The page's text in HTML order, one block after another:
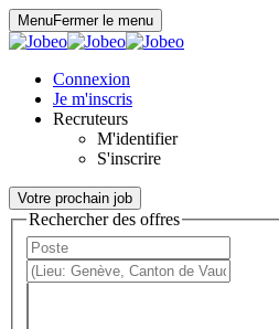
MenuFermer le menu
Connexion
Je m'inscris
Recruteurs
M'identifier
S'inscrire
Votre prochain job
Rechercher des offres
Panneau de gestion des cookies